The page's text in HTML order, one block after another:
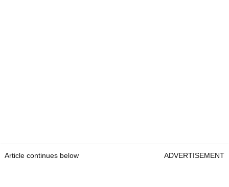
Article continues below ADVERTISEMENT